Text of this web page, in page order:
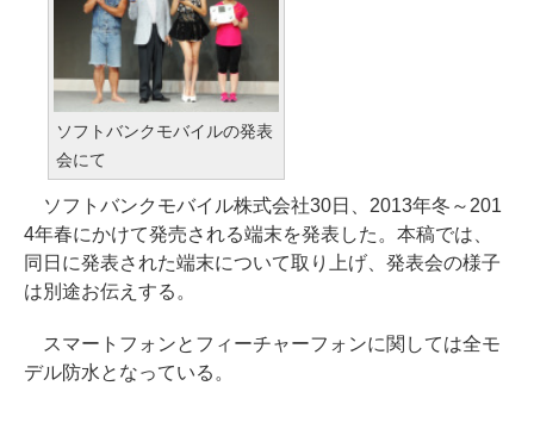
ソフトバンクモバイルの発表
会にて
ソフトバンクモバイル株式会社30日、2013年冬～201
4年春にかけて発売される端末を発表した。本稿では、
同日に発表された端末について取り上げ、発表会の様子
は別途お伝えする。
スマートフォンとフィーチャーフォンに関しては全モ
デル防水となっている。